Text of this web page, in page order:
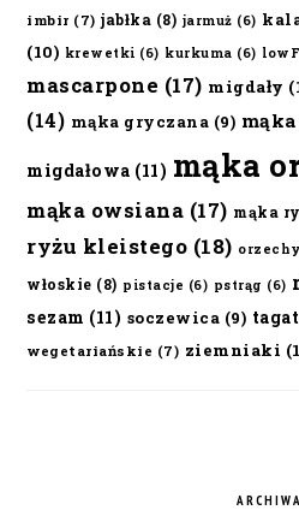
imbir (7) jabłka (8) jarmuż (6)
(10) krewetki (6) kurkuma (6)
mascarpone (17) migdały
(14) mąka gryczana (9)
migdałowa (11) mąka
mąka owsiana (17) mąka
ryżu kleistego (18)
włoskie (8) pistacje (6) pstrąg (6)
sezam (11) soczewica (9)
wegetariańskie (7) ziemniaki
ARCHIWA